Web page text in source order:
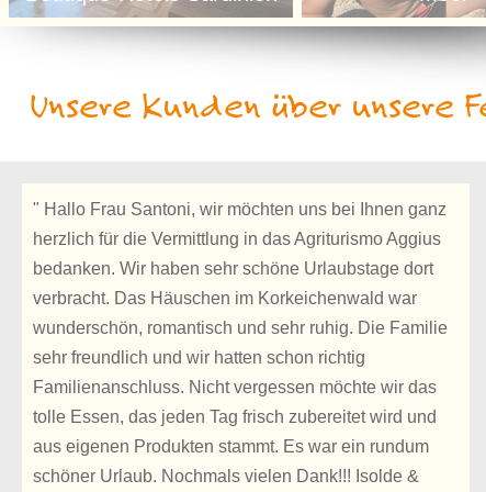
Unsere Kunden über unsere
" Hallo Frau Santoni, wir möchten uns bei Ihnen ganz
herzlich für die Vermittlung in das Agriturismo Aggius
bedanken. Wir haben sehr schöne Urlaubstage dort
verbracht. Das Häuschen im Korkeichenwald war
wunderschön, romantisch und sehr ruhig. Die Familie
sehr freundlich und wir hatten schon richtig
Familienanschluss. Nicht vergessen möchte wir das
tolle Essen, das jeden Tag frisch zubereitet wird und
aus eigenen Produkten stammt. Es war ein rundum
schöner Urlaub. Nochmals vielen Dank!!! Isolde &